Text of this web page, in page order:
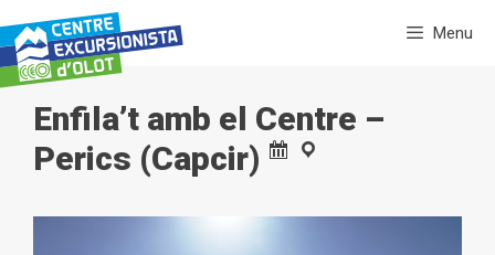
al
contingut
Menu
Enfila’t amb el Centre –
Perics (Capcir)